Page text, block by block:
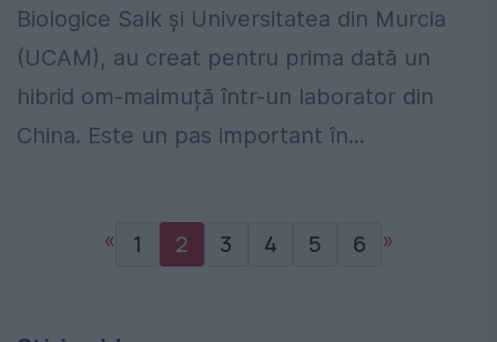
Biologice Salk și Universitatea din Murcia
(UCAM), au creat pentru prima dată un
hibrid om-maimuță într-un laborator din
China. Este un pas important în...
« 1 2 3 4 5 6 »